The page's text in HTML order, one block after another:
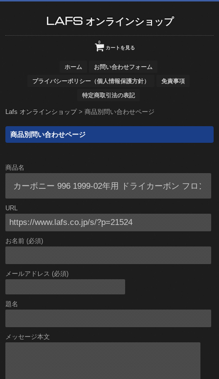
LAFS オンラインショップ
カートを見る
0
ホーム お問い合わせフォーム
プライバシーポリシー（個人情報保護方針） 免責事項
特定商取引法の表記
Lafs オンラインショップ>商品別問い合わせページ
商品別問い合わせページ
商品名
URL
お名前 (必須)
メールアドレス (必須)
題名
メッセージ本文